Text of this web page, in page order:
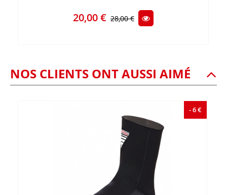
20,00 € 28,00 €
NOS CLIENTS ONT AUSSI AIMÉ
- 6 €